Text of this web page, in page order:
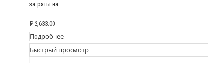
затраты на…
₽ 2,633.00
Подробнее
Быстрый просмотр